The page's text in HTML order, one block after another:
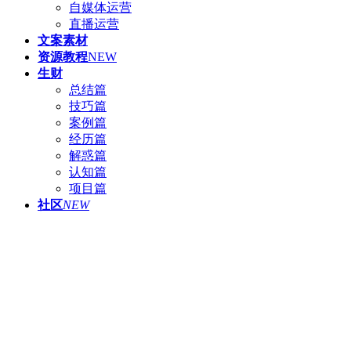
自媒体运营
直播运营
文案素材
资源教程NEW
生财
总结篇
技巧篇
案例篇
经历篇
解惑篇
认知篇
项目篇
社区NEW